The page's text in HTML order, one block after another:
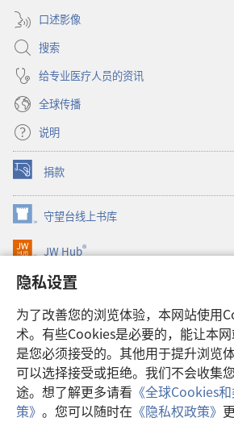
隐私设置
为了改善您的浏览体验，本网站使用
术。有些Cookies是必要的，能让本网
是您必须接受的。其他用于提升浏览
可以选择接受或拒绝。我们不会收集
途。想了解更多请看 《全球Cookies
策》 。您可以随时在 《隐私权政策》
口述影像
搜索
给专业医疗人员的资讯
全球传播
说明
捐款
（打
开
新
窗
口）
守望台线上书库
（打
开
新
口）
JW Hub®
（打
开
新
窗
口）
JW Library®
Watchtower Library
Copyright© 2026 Watch Tower Bible and Tract
使用条款|隐私权政策|